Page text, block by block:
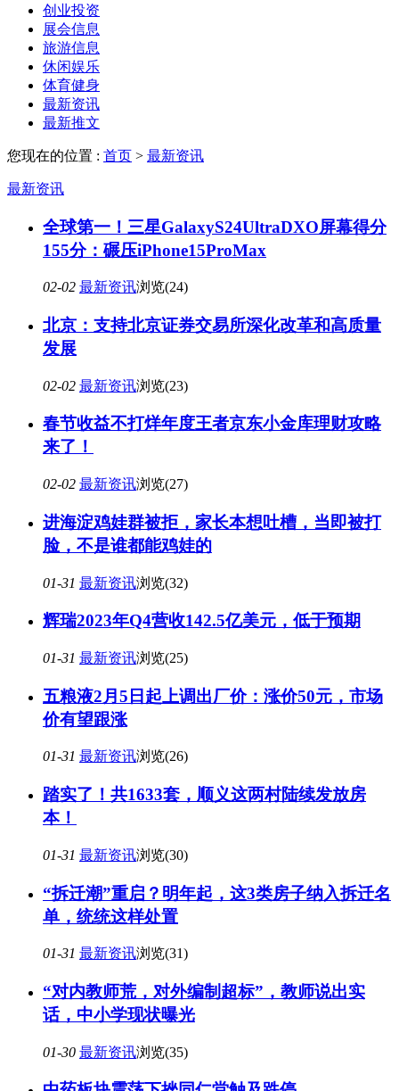
创业投资
展会信息
旅游信息
休闲娱乐
体育健身
最新资讯
最新推文
您现在的位置 : 首页 > 最新资讯
最新资讯
全球第一！三星GalaxyS24UltraDXO屏幕得分
155分：碾压iPhone15ProMax
02-02 最新资讯浏览(24)
北京：支持北京证券交易所深化改革和高质量
发展
02-02 最新资讯浏览(23)
春节收益不打烊年度王者京东小金库理财攻略
来了！
02-02 最新资讯浏览(27)
进海淀鸡娃群被拒，家长本想吐槽，当即被打
脸，不是谁都能鸡娃的
01-31 最新资讯浏览(32)
辉瑞2023年Q4营收142.5亿美元，低于预期
01-31 最新资讯浏览(25)
五粮液2月5日起上调出厂价：涨价50元，市场
价有望跟涨
01-31 最新资讯浏览(26)
踏实了！共1633套，顺义这两村陆续发放房
本！
01-31 最新资讯浏览(30)
“拆迁潮”重启？明年起，这3类房子纳入拆迁名
单，统统这样处置
01-31 最新资讯浏览(31)
“对内教师荒，对外编制超标”，教师说出实
话，中小学现状曝光
01-30 最新资讯浏览(35)